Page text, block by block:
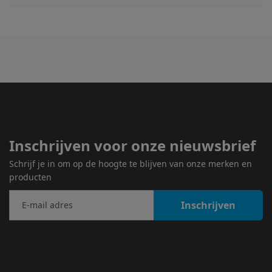
Inschrijven voor onze nieuwsbrief
Schrijf je in om op de hoogte te blijven van onze merken en
producten
Inschrijven